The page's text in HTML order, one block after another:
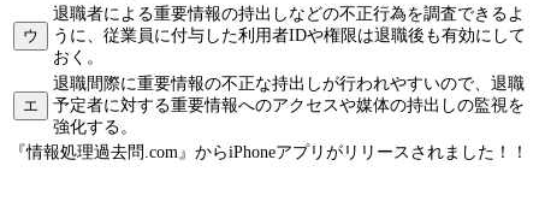
ウ
退職者による重要情報の持出しなどの不正行為を調査できるよ
うに、従業員に付与した利用者IDや権限は退職後も有効にして
おく。
エ
退職間際に重要情報の不正な持出しが行われやすいので、退職
予定者に対する重要情報へのアクセスや媒体の持出しの監視を
強化する。
『情報処理過去問.com』からiPhoneアプリがリリースされました！！